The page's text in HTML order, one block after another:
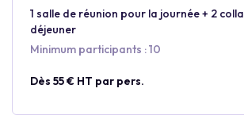
1 salle de réunion pour la journée + 2
déjeuner
Minimum participants : 10
Dès 55 € HT par pers.